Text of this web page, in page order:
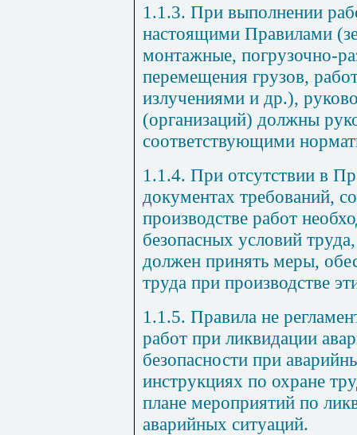
1.1.3. При выполнении
настоящими Правилами
монтажные, погрузочно-
перемещения грузов,
излучениями и др.),
(организаций) должны
соответствующими
1.1.4. При отсутствии в
документах требований,
производстве работ
безопасных условий
должен принять меры,
труда при производстве
1.1.5. Правила не
работ при ликвидации
безопасности при
инструкциях по охране
плане мероприятий по
аварийных ситуаций.